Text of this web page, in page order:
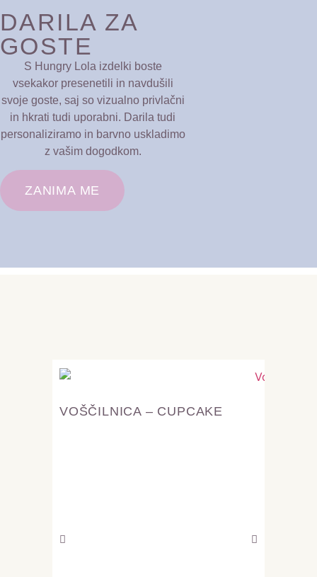
DARILA ZA
GOSTE
S Hungry Lola izdelki boste
vsekakor presenetili in navdušili
svoje goste, saj so vizualno privlačni
in hkrati tudi uporabni. Darila tudi
personaliziramo in barvno uskladimo
z vašim dogodkom.
ZANIMA ME
VOŠČILNICA – CUPCAKE